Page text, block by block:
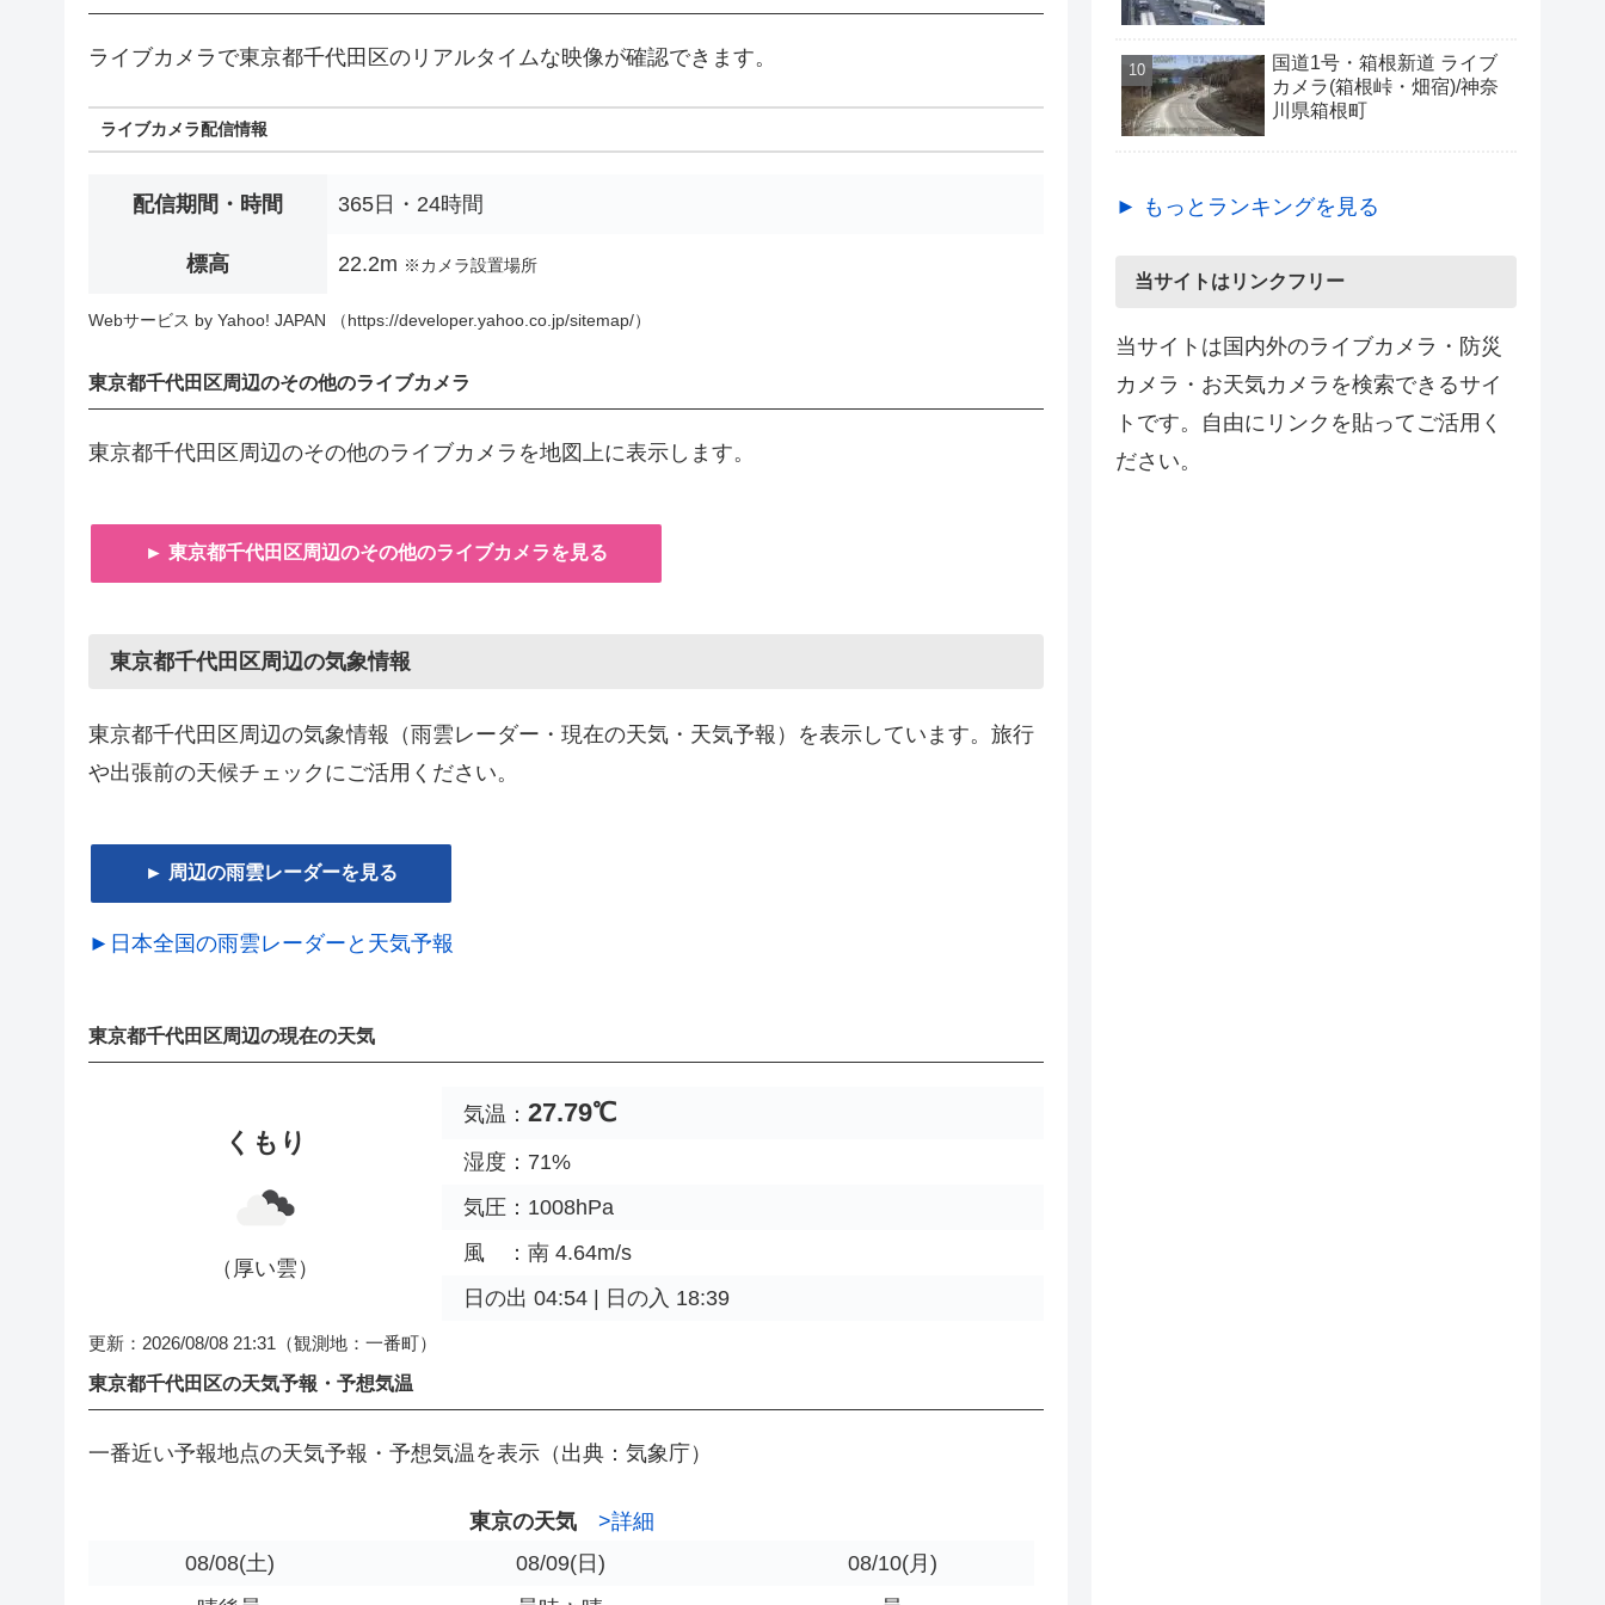
ライブカメラで東京都千代田区のリアルタイムな映像が確認できます。
ライブカメラ配信情報
配信期間・時間 365日・24時間
標高 22.2m ※カメラ設置場所
Webサービス by Yahoo! JAPAN （https://developer.yahoo.co.jp/sitemap/）
東京都千代田区周辺のその他のライブカメラ
東京都千代田区周辺のその他のライブカメラを地図上に表示します。
► 東京都千代田区周辺のその他のライブカメラを見る
東京都千代田区周辺の気象情報
東京都千代田区周辺の気象情報（雨雲レーダー・現在の天気・天気予報）を表示しています。旅行
や出張前の天候チェックにご活用ください。
► 周辺の雨雲レーダーを見る
►日本全国の雨雲レーダーと天気予報
東京都千代田区周辺の現在の天気
くもり
（厚い雲）
気温： 27.79℃
湿度：71%
気圧：1008hPa
風 ：南 4.64m/s
日の出 04:54 | 日の入 18:39
更新：2026/08/08 21:31 （観測地：一番町）
東京都千代田区の天気予報・予想気温
一番近い予報地点の天気予報・予想気温を表示（出典：気象庁）
東京の天気
>詳細
08/08(土) 08/09(日) 08/10(月)
国道1号・箱根新道 ライブ
カメラ(箱根峠・畑宿)/神奈
川県箱根町
► もっとランキングを見る
当サイトはリンクフリー
当サイトは国内外のライブカメラ・防災
カメラ・お天気カメラを検索できるサイ
トです。自由にリンクを貼ってご活用く
ださい。